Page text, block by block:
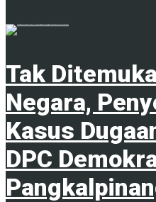
Tak
Negara,
Kasus
DPC